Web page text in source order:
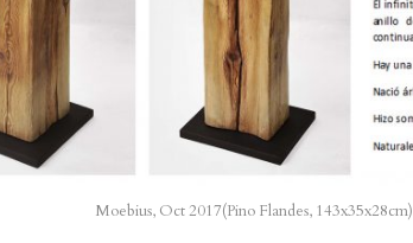
Moebius, Oct 2017(Pino Flandes, 143x35x28cm)